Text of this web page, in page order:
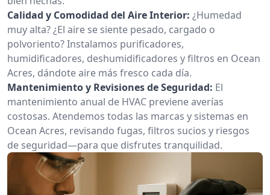
Calidad y Comodidad del Aire Interior: ¿Humedad
muy alta? ¿El aire se siente pesado, cargado o
polvoriento? Instalamos purificadores,
humidificadores, deshumidificadores y filtros en Ocean
Acres, dándote aire más fresco cada día.
Mantenimiento y Revisiones de Seguridad: El
mantenimiento anual de HVAC previene averías
costosas. Atendemos todas las marcas y sistemas en
Ocean Acres, revisando fugas, filtros sucios y riesgos
de seguridad—para que disfrutes tranquilidad.